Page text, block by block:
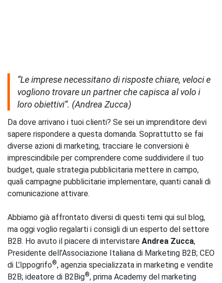
“Le imprese necessitano di risposte chiare, veloci e
voglionotrovare un partner che capisca al volo i
loro obiettivi”. (Andrea Zucca)
Da dove arrivano i tuoi clienti? Se sei un imprenditore devi
sapere rispondere a questa domanda. Soprattutto se fai
diverse azioni di marketing, tracciare le conversioni è
imprescindibile per comprendere come suddividere il tuo
budget, quale strategia pubblicitaria mettere in campo,
quali campagne pubblicitarie implementare, quanti canali di
comunicazione attivare.
Abbiamo già affrontato diversi di questi temi qui sul blog,
ma oggi voglio regalarti i consigli di un esperto del settore
B2B. Ho avuto il piacere di intervistare Andrea Zucca,
Presidente dell’Associazione Italiana di Marketing B2B; CEO
di L’Ippogrifo®, agenzia specializzata in marketing e vendite
B2B; ideatore di B2Big®, prima Academy del marketing